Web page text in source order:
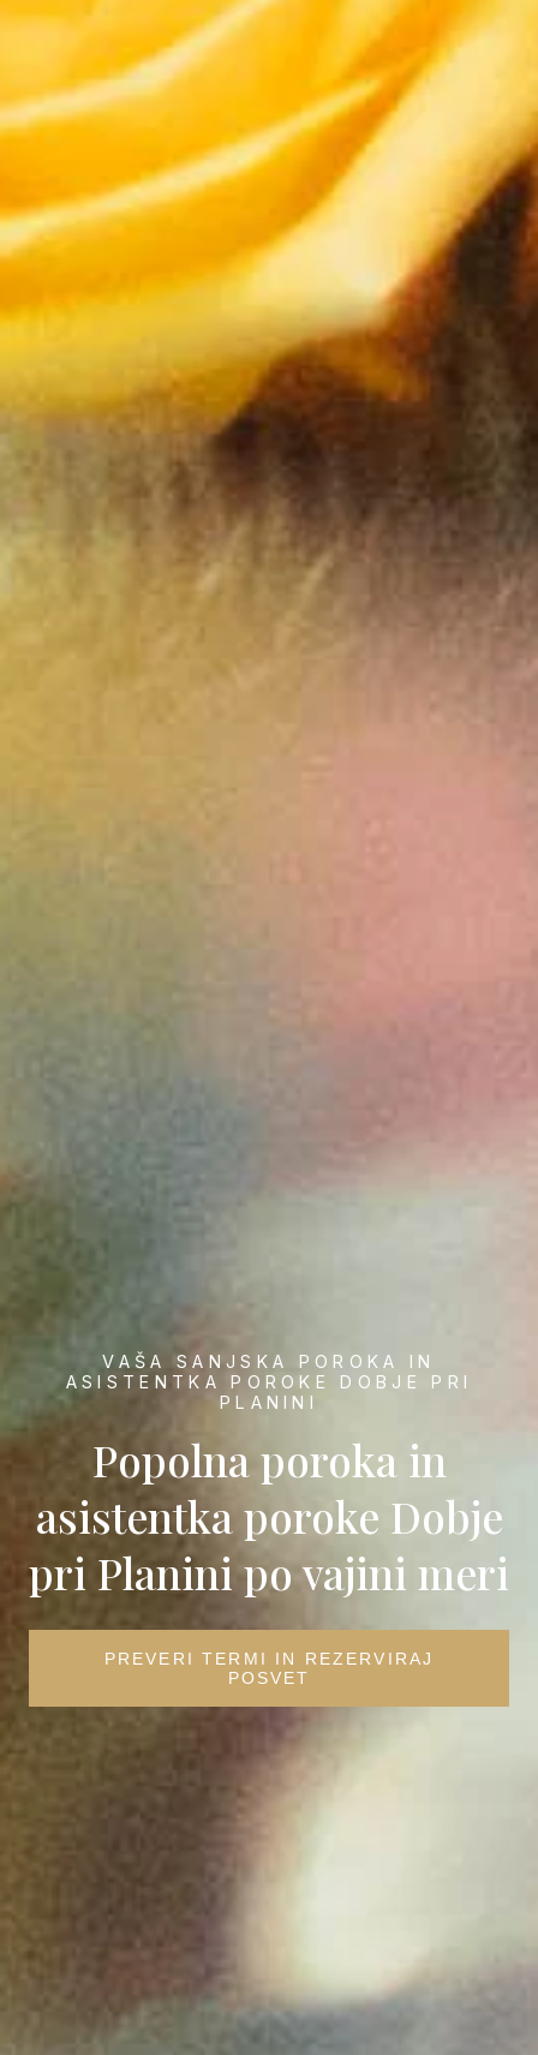
VAŠA SANJSKA POROKA IN
ASISTENTKA POROKE DOBJE PRI
PLANINI
Popolna poroka in
asistentka poroke Dobje
pri Planini po vajini meri
PREVERI TERMI IN REZERVIRAJ
POSVET